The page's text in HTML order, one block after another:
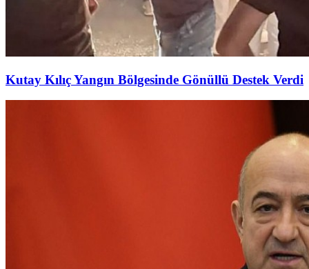
Kutay Kılıç Yangın Bölgesinde Gönüllü Destek Verdi